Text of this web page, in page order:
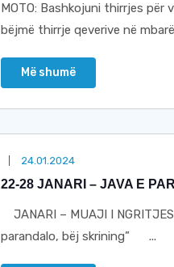
MOTO: Bashkojuni thirrjes
bëjmë thirrje qeverive në
Më shumë
24.01.2024
22-28 JANARI – JAVA E
ЈАNARI – MUAJI I NGRITJES
parandalo, bëj skrining” ...